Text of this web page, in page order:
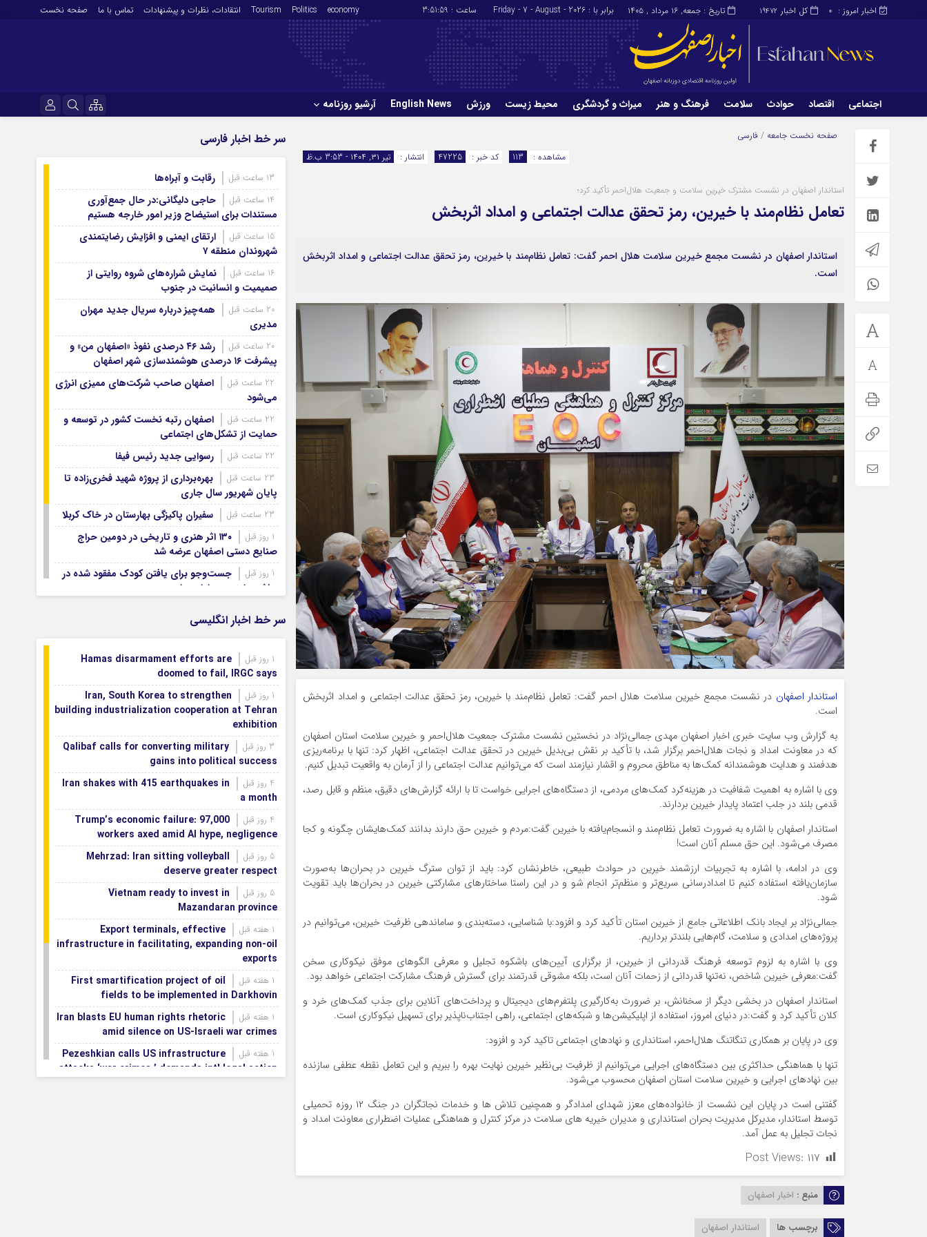
کل اخبار 19472 اخبار امروز : 0 تاریخ : جمعه, ۱۶ مرداد , ۱۴۰۵ برابر با : Friday - 7 - August - 2026 ساعت : 3:52:00
economy
Politics
Tourism انتقادات‌، نظرات و پیشنهادات تماس با ما صفحه نخست
اجتماعی اقتصاد حوادث سلامت فرهنگ و هنر میراث و گردشگری محیط زیست ورزش English News آرشیو روزنامه
رمز عبور
مرا به خاطر بسپار
ورزش English News
آرشیو ۱۴۰۵
آرشیو ۱۴۰۴
آرشیو ۱۴۰۳
آرشیو ۱۴۰۱
آرشیو ۱۴۰۰
آرشیو ۱۳۹۹
آرشیو ۱۳۹۷
صفحه نخست جامعه / فارسی
انتشار :
تیر ۳۱, ۱۴۰۴ - 3:53 ب.ظ کد خبر : 47225 مشاهده : 113
استاندار اصفهان در نشست مشترک خیرین سلامت و جمعیت هلال‌احمر تأکید کرد؛
تعامل نظام‌مند با خیرین، رمز تحقق عدالت اجتماعی و امداد اثربخش
استاندار اصفهان در نشست مجمع خیرین سلامت هلال احمر گفت: تعامل نظام‌مند با خیرین، رمز تحقق عدالت اجتماعی و امداد اثربخش
است.
استاندار اصفهان در نشست مجمع خیرین سلامت هلال احمر گفت: تعامل نظام‌مند با خیرین، رمز تحقق عدالت اجتماعی و امداد اثربخش
است.
به گزارش وب سایت خبری اخبار اصفهان مهدی جمالی‌نژاد در نخستین نشست مشترک جمعیت هلال‌احمر و خیرین سلامت استان اصفهان
که در معاونت امداد و نجات هلال‌احمر برگزار شد، با تأکید بر نقش بی‌بدیل خیرین در تحقق عدالت اجتماعی، اظهار کرد: تنها با برنامه‌ریزی
هدفمند و هدایت هوشمندانه کمک‌ها به مناطق محروم و اقشار نیازمند است که می‌توانیم عدالت اجتماعی را از آرمان به واقعیت تبدیل کنیم.
وی با اشاره به اهمیت شفافیت در هزینه‌کرد کمک‌های مردمی، از دستگاه‌های اجرایی خواست تا با ارائه گزارش‌های دقیق، منظم و قابل رصد،
قدمی بلند در جلب اعتماد پایدار خیرین بردارند.
استاندار اصفهان با اشاره به ضرورت تعامل نظام‌مند و انسجام‌یافته با خیرین گفت:مردم و خیرین حق دارند بدانند کمک‌هایشان چگونه و کجا
مصرف می‌شود. این حق مسلم آنان است!
وی در ادامه، با اشاره به تجربیات ارزشمند خیرین در حوادث طبیعی، خاطرنشان کرد: باید از توان سترگ خیرین در بحران‌ها به‌صورت
سازمان‌یافته استفاده کنیم تا امدادرسانی سریع‌تر و منظم‌تر انجام شو و در این راستا ساختارهای مشارکتی خیرین در بحران‌ها باید تقویت
شود.
جمالی‌نژاد بر ایجاد بانک اطلاعاتی جامع از خیرین استان تأکید کرد و افزود:با شناسایی، دسته‌بندی و ساماندهی ظرفیت خیرین، می‌توانیم در
پروژه‌های امدادی و سلامت، گام‌هایی بلندتر برداریم.
وی با اشاره به لزوم توسعه فرهنگ قدردانی از خیرین، از برگزاری آیین‌های باشکوه تجلیل و معرفی الگوهای موفق نیکوکاری سخن
گفت:معرفی خیرین شاخص، نه‌تنها قدردانی از زحمات آنان است، بلکه مشوقی قدرتمند برای گسترش فرهنگ مشارکت اجتماعی خواهد بود.
استاندار اصفهان در بخشی دیگر از سخنانش، بر ضرورت به‌کارگیری پلتفرم‌های دیجیتال و پرداخت‌های آنلاین برای جذب کمک‌های خرد و
کلان تأکید کرد و گفت:در دنیای امروز، استفاده از اپلیکیشن‌ها و شبکه‌های اجتماعی، راهی اجتناب‌ناپذیر برای تسهیل نیکوکاری است.
وی در پایان بر همکاری تنگاتنگ هلال‌احمر، استانداری و نهادهای اجتماعی تاکید کرد و افزود:
تنها با هماهنگی حداکثری بین دستگاه‌های اجرایی می‌توانیم از ظرفیت بی‌نظیر خیرین نهایت بهره را ببریم و این تعامل نقطه عطفی سازنده
بین نهادهای اجرایی و خیرین سلامت استان اصفهان محسوب می‌شود.
گفتنی است در پایان این نشست از خانواده‌های معزز شهدای امدادگر و همچنین تلاش ها و خدمات نجاتگران در جنگ ۱۲ روزه تحمیلی
توسط استاندار، مدیرکل مدیریت بحران استانداری و مدیران خیریه های سلامت در مرکز کنترل و هماهنگی عملیات اضطراری معاونت امداد و
نجات تجلیل به عمل آمد.
Post Views: ۱۱۷
منبع : اخبار اصفهان
برچسب ها استاندار اصفهان
سر خط اخبار فارسی
رقابت و آبراه‌ها
حاجی دلیگانی:در حال جمع‌آوری
مستندات برای استیضاح وزیر امور خارجه هستیم
ارتقای ایمنی و افزایش رضایتمندی
شهروندان منطقه ۷
نمایش شراره‌های شروه روایتی از
صمیمیت و انسانیت در جنوب
همه‌چیز درباره سریال جدید مهران
مدیری
رشد ۴۶ درصدی نفوذ «اصفهان من» و
پیشرفت ۱۶ درصدی هوشمندسازی شهر اصفهان
اصفهان صاحب شرکت‌های ممیزی انرژی
می‌شود
اصفهان رتبه نخست کشور در توسعه و
حمایت از تشکل‌های اجتماعی
رسوایی جدید رئیس فیفا
بهره‌برداری از پروژه شهید فخری‌زاده تا
پایان شهریور سال جاری
سفیران پاکیزگی بهارستان در خاک کربلا
۱۳۰ اثر هنری و تاریخی در دومین حراج
صنایع دستی اصفهان عرضه شد
جست‌وجو برای یافتن کودک مفقود شده در
حاشیه زاینده‌رود ادامه دارد
۷۴ هزار زائر اصفهانی اربعین با اتوبوس
بازگشتند
شد
سر خط اخبار انگلیسی
Hamas disarmament efforts are
doomed to fail, IRGC says
Iran, South Korea to strengthen
building industrialization cooperation at Tehran
exhibition
Qalibaf calls for converting military
gains into political success
Iran shakes with 415 earthquakes in
a month
Trump’s economic failure: 97,000
workers axed amid AI hype, negligence
Mehrzad: Iran sitting volleyball
deserve greater respect
Vietnam ready to invest in
Mazandaran province
Export terminals, effective
infrastructure in facilitating, expanding non-oil
exports
First smartification project of oil
fields to be implemented in Darkhovin
Iran blasts EU human rights rhetoric
amid silence on US-Israeli war crimes
Pezeshkian calls US infrastructure
attacks ‘war crimes,’ demands intl legal action